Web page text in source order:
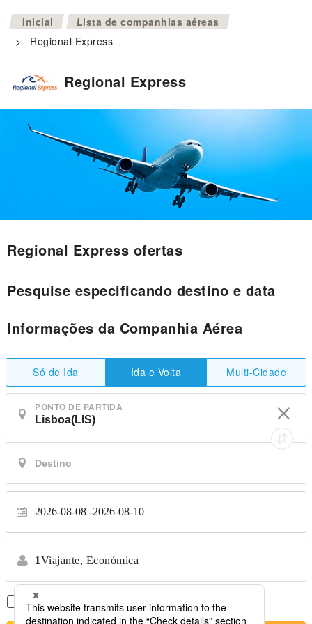
Inicial >
Lista de companhias aéreas
>
Regional Express
Regional Express
Regional Express ofertas
Pesquise especificando destino e data
Informações da Companhia Aérea
Só de Ida Ida e Volta Multi-Cidade
PONTO DE PARTIDA
2026-08-08 2026-08-10
1Viajante, Económica
Apenas Voos Diretos *Sem transferências